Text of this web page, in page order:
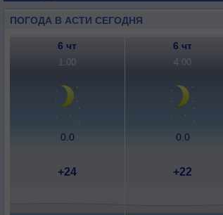
ПОГОДА В АСТИ СЕГОДНЯ
6 чт 6 чт
1:00 4:00
0.0 0.0
+24 +22